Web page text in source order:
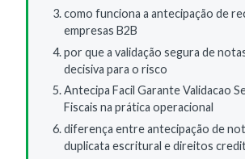
como funciona a antecipação de
empresas B2B
por que a validação segura de
decisiva para o risco
Antecipa Facil Garante Validacao
Fiscais na prática operacional
diferença entre antecipação de
duplicata escritural e direitos